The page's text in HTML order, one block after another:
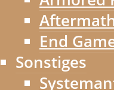
End
Sonstiges